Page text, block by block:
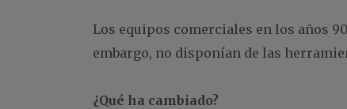
Los equipos comerciales en los años
embargo, no disponían de las
¿Qué ha cambiado?